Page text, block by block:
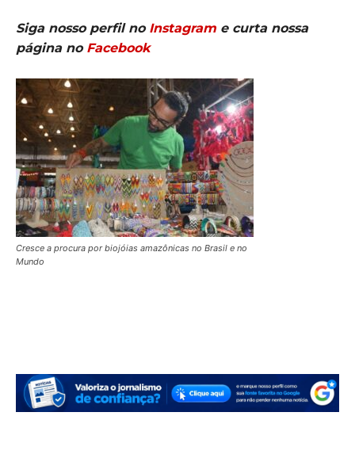
Siga nosso perfil no Instagram e curta nossa
página no Facebook
Cresce a procura por biojóias amazônicas no Brasil e no
Mundo